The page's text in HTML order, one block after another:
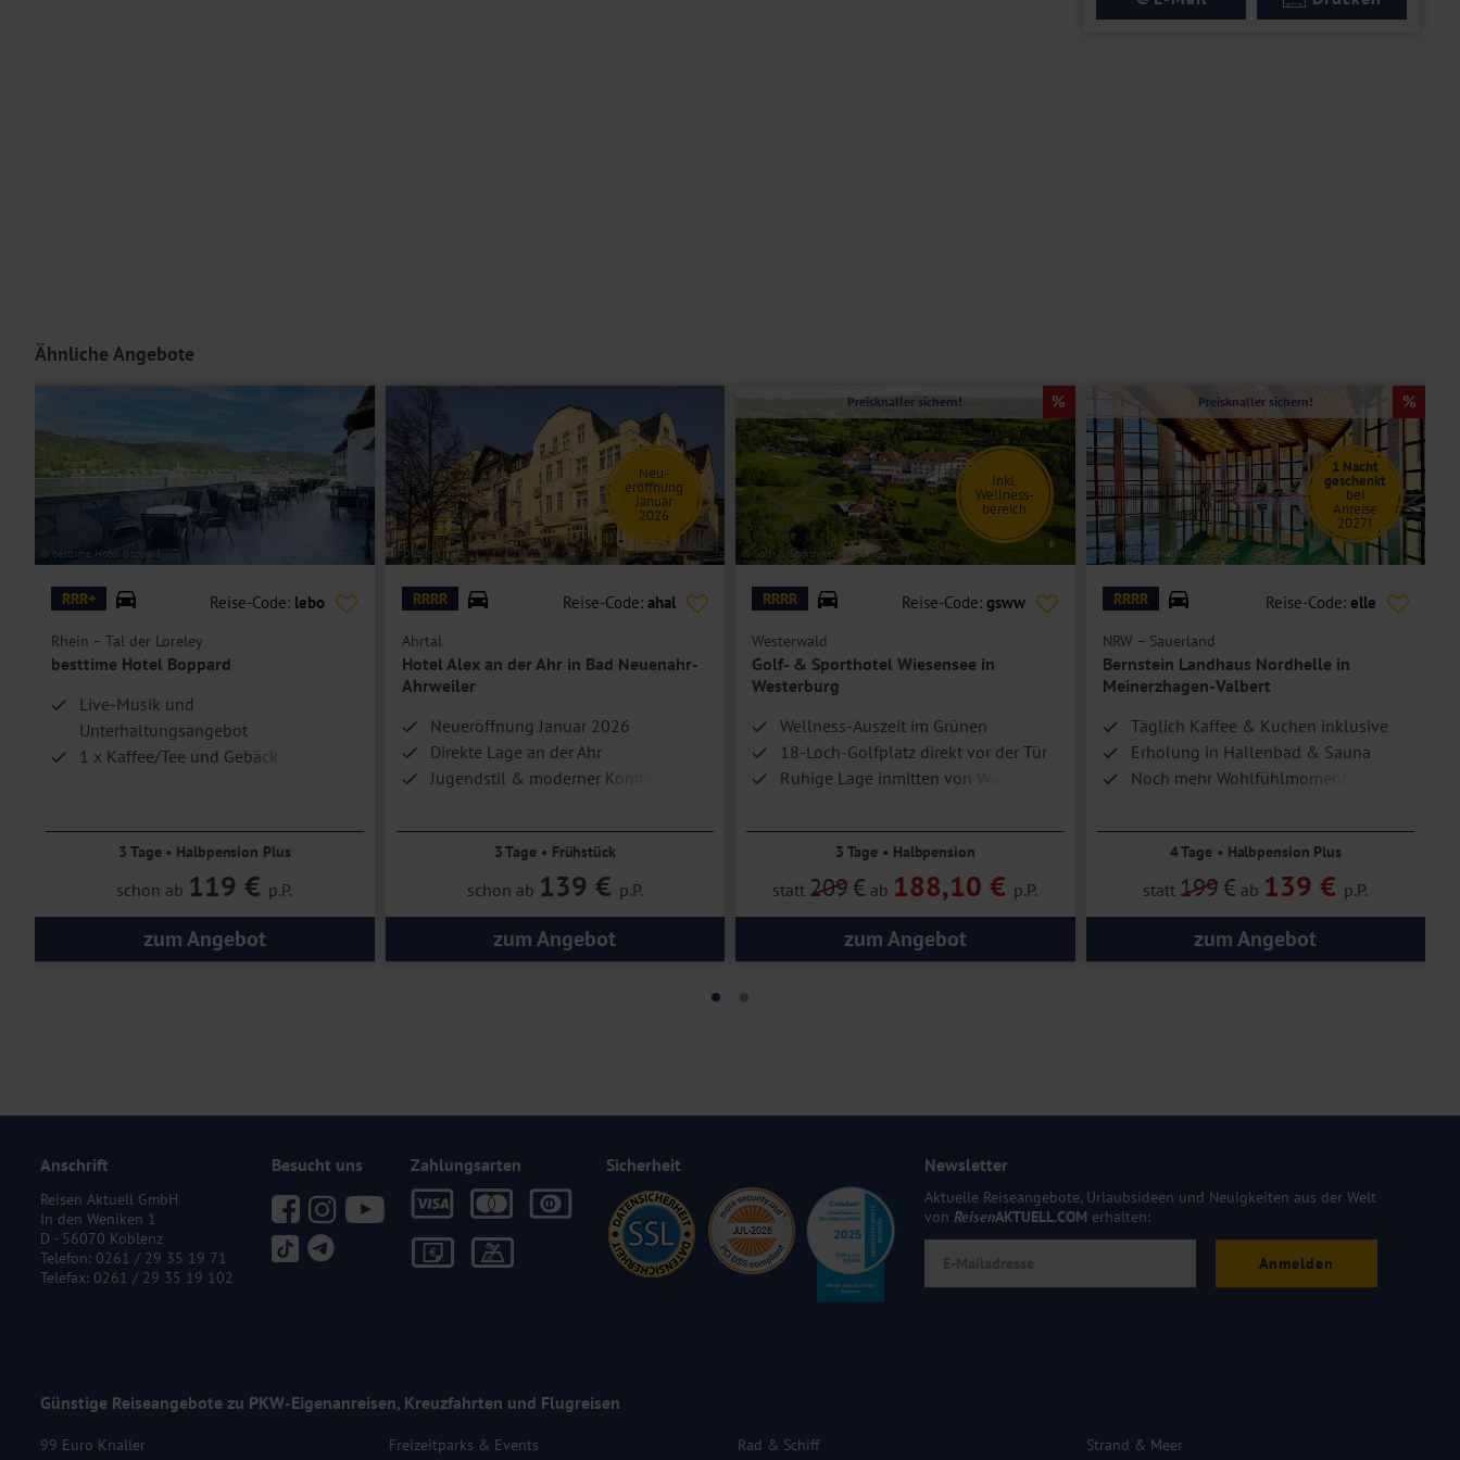
Einzelzimmer
Hoteleinrichtungen und Zimmerausstattung teilweise gegen Gebühr.
Ähnliche Angebote
© besttime Hotel Boppard
RRR+ Reise-Code: lebo
Rhein – Tal der Loreley
besttime Hotel Boppard
Live-Musik und
Unterhaltungsangebot
1 x Kaffee/Tee und Gebäck
3 Tage • Halbpension Plus
schon ab 119 € p.P.
zum Angebot
© Dominik Ketz
Neu-
eröffnung
Januar
2026
RRRR Reise-Code: ahal
Ahrtal
Hotel Alex an der Ahr in Bad Neuenahr-
Ahrweiler
Neueröffnung Januar 2026
Direkte Lage an der Ahr
Jugendstil & moderner Komfort
3 Tage • Frühstück
schon ab 139 € p.P.
zum Angebot
© Golf- & Sporthotel Wiesensee
Inkl.
Wellness-
bereich
Preisknaller sichern!
RRRR Reise-Code: gsww
Westerwald
Golf- & Sporthotel Wiesensee in
Westerburg
Wellness-Auszeit im Grünen
18-Loch-Golfplatz direkt vor der Tür
Ruhige Lage inmitten von Wäldern,
3 Tage • Halbpension
statt 209€ ab 188,10 € p.P.
zum Angebot
© Bernstein Landhaus Nordhelle
1 Nacht
geschenkt
bei
Anreise
2027!
Preisknaller sichern!
RRRR Reise-Code: elle
NRW – Sauerland
Bernstein Landhaus Nordhelle in
Meinerzhagen-Valbert
Täglich Kaffee & Kuchen inklusive
Erholung in Hallenbad & Sauna
Noch mehr Wohlfühlmomente dank
4 Tage • Halbpension Plus
statt 199€ ab 139 € p.P.
zum Angebot
Anschrift
Reisen Aktuell GmbH
In den Weniken 1
D - 56070 Koblenz
Telefon: 0261 / 29 35 19 71
Telefax: 0261 / 29 35 19 102
Besucht uns Zahlungsarten Sicherheit Newsletter
Aktuelle Reiseangebote, Urlaubsideen und Neuigkeiten aus der Welt
von ReisenAKTUELL.COM erhalten:
Anmelden
Günstige Reiseangebote zu PKW-Eigenanreisen, Kreuzfahrten und Flugreisen
99 Euro Knaller
Freizeitparks & Events
Rad & Schiff
Strand & Meer